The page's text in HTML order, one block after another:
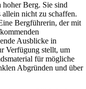
Berg. Sie sind
nicht zu schaffen.
Bergführerin, der mit
Ausblicke in
Verfügung stellt, um
für mögliche
Abgründen und über